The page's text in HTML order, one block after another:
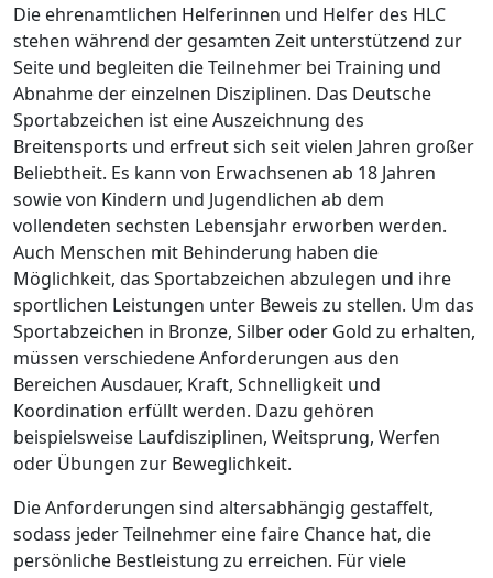
Die ehrenamtlichen Helferinnen und Helfer des HLC
stehen während der gesamten Zeit unterstützend zur
Seite und begleiten die Teilnehmer bei Training und
Abnahme der einzelnen Disziplinen. Das Deutsche
Sportabzeichen ist eine Auszeichnung des
Breitensports und erfreut sich seit vielen Jahren großer
Beliebtheit. Es kann von Erwachsenen ab 18 Jahren
sowie von Kindern und Jugendlichen ab dem
vollendeten sechsten Lebensjahr erworben werden.
Auch Menschen mit Behinderung haben die
Möglichkeit, das Sportabzeichen abzulegen und ihre
sportlichen Leistungen unter Beweis zu stellen. Um das
Sportabzeichen in Bronze, Silber oder Gold zu erhalten,
müssen verschiedene Anforderungen aus den
Bereichen Ausdauer, Kraft, Schnelligkeit und
Koordination erfüllt werden. Dazu gehören
beispielsweise Laufdisziplinen, Weitsprung, Werfen
oder Übungen zur Beweglichkeit.
Die Anforderungen sind altersabhängig gestaffelt,
sodass jeder Teilnehmer eine faire Chance hat, die
persönliche Bestleistung zu erreichen. Für viele